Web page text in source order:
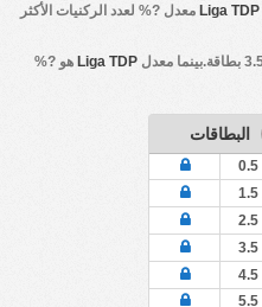
معدل ?% لعدد الركنيات الأكثر
Liga TDP هو ?%
البطاقات